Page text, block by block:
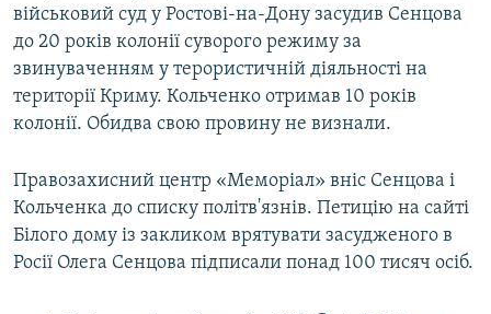
військовий суд у Ростові-на-Дону засудив Сенцова
до 20 років колонії суворого режиму за
звинуваченням у терористичній діяльності на
території Криму. Кольченко отримав 10 років
колонії. Обидва свою провину не визнали.
Правозахисний центр «Меморіал» вніс Сенцова і
Кольченка до списку політв'язнів. Петицію на сайті
Білого дому із закликом врятувати засудженого в
Росії Олега Сенцова підписали понад 100 тисяч осіб.